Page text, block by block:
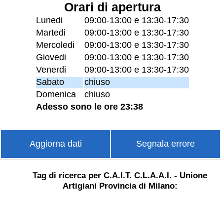
Orari di apertura
Lunedi
09:00-13:00 e 13:30-17:30
Martedi
09:00-13:00 e 13:30-17:30
Mercoledi
09:00-13:00 e 13:30-17:30
Giovedi
09:00-13:00 e 13:30-17:30
Venerdi
09:00-13:00 e 13:30-17:30
Sabato
chiuso
Domenica
chiuso
Adesso sono le ore 23:38
Aggiorna dati Segnala errore
Tag di ricerca per C.A.I.T. C.L.A.A.I. - Unione
Artigiani Provincia di Milano: